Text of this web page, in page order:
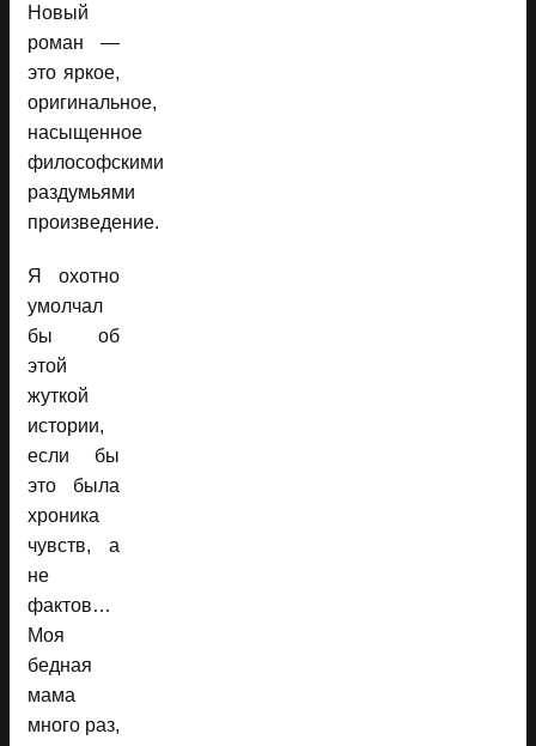
Новый
роман —
это яркое,
оригинальное,
насыщенное
философскими
раздумьями
произведение.
Я охотно
умолчал
бы об
этой
жуткой
истории,
если бы
это была
хроника
чувств, а
не
фактов…
Моя
бедная
мама
много раз,